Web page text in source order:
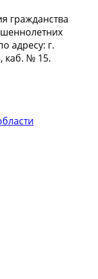
гражданства
адресу: г.
каб. № 15.